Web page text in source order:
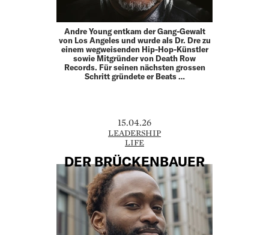
Andre Young entkam der Gang-Gewalt
von Los Angeles und wurde als Dr. Dre zu
einem wegweisenden Hip-Hop-­Künstler
sowie Mitgründer von Death Row
Records. Für seinen ­nächsten grossen
Schritt gründete er Beats …
15.04.26
LEADERSHIP
LIFE
DER BRÜCKENBAUER